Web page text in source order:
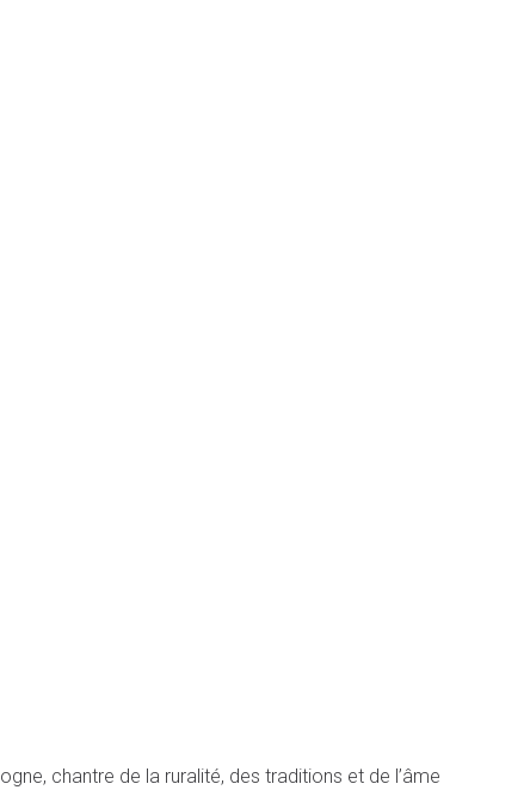
chantre de la ruralité, des traditions et de l’âme